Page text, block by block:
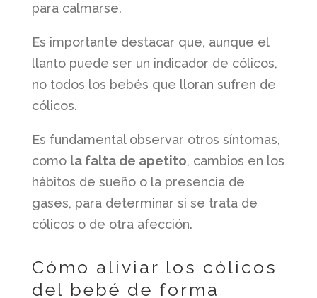
para calmarse.
Es importante destacar que, aunque el
llanto puede ser un indicador de cólicos,
no todos los bebés que lloran sufren de
cólicos.
Es fundamental observar otros síntomas,
como la falta de apetito, cambios en los
hábitos de sueño o la presencia de
gases, para determinar si se trata de
cólicos o de otra afección.
Cómo aliviar los cólicos
del bebé de forma